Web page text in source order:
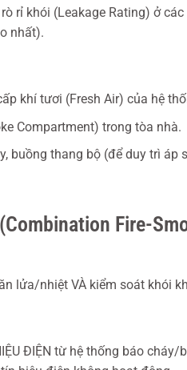
rỉ khói (Leakage Rating) ở
nhất).
khí tươi (Fresh Air) của hệ
Compartment) trong tòa nhà.
buồng thang bộ (để duy trì áp
Fire-
lửa/nhiệt VÀ kiểm soát khói
ĐIỆN từ hệ thống báo cháy/